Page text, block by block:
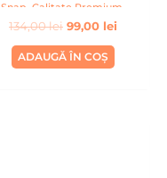
Snap, Calitate Premium,
Handmade, Visiniu
134,00lei 99,00 lei
ADAUGĂ ÎN COȘ